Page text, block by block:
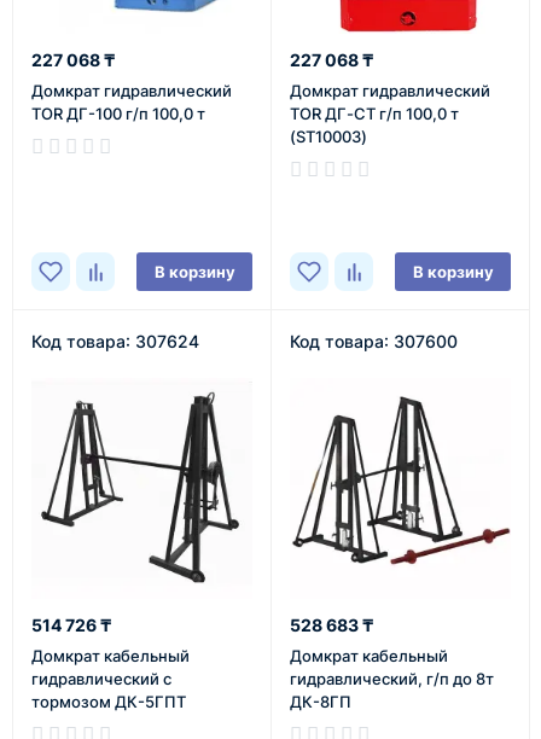
227 068 ₸
Домкрат гидравлический
TOR ДГ-100 г/п 100,0 т
В корзину
227 068 ₸
Домкрат гидравлический
TOR ДГ-CT г/п 100,0 т
(ST10003)
В корзину
Код товара: 307624
514 726 ₸
Домкрат кабельный
гидравлический с
тормозом ДК-5ГПТ
Код товара: 307600
528 683 ₸
Домкрат кабельный
гидравлический, г/п до 8т
ДК-8ГП